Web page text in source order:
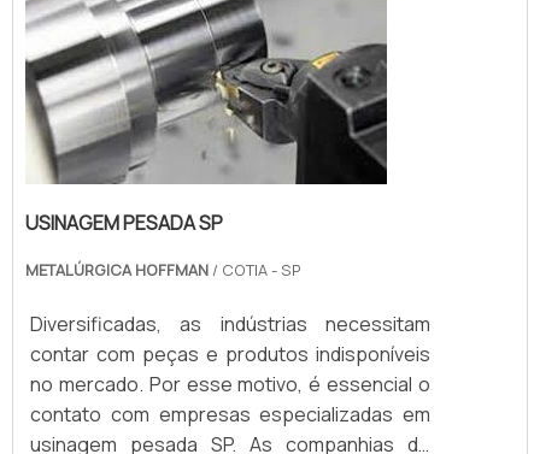
os setores metalúrgico, ...
USINAGEM PESADA SP
METALÚRGICA HOFFMAN / COTIA - SP
Diversificadas, as indústrias necessitam
contar com peças e produtos indisponíveis
no mercado. Por esse motivo, é essencial o
contato com empresas especializadas em
usinagem pesada SP. As companhias de